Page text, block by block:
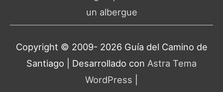
un albergue
Copyright © 2009- 2026 Guía del Camino de
Santiago | Desarrollado con Astra Tema
WordPress